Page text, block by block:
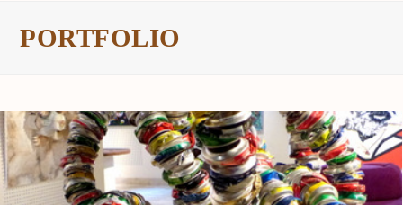
PORTFOLIO